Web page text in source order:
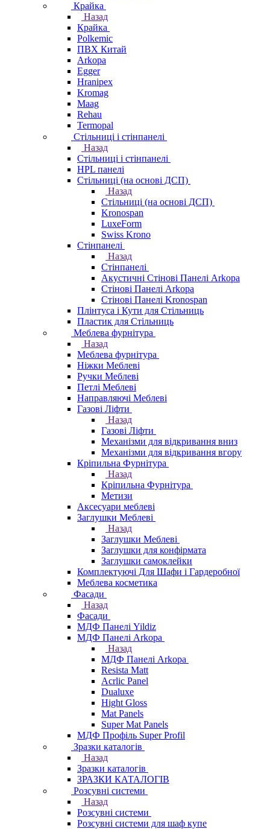
Крайка
Назад
Крайка
Polkemic
ПВХ Китай
Arkopa
Egger
Hranipex
Kromag
Maag
Rehau
Termopal
Стільниці і стінпанелі
Назад
Стільниці і стінпанелі
HPL панелі
Стільниці (на основі ДСП)
Назад
Стільниці (на основі ДСП)
Kronospan
LuxeForm
Swiss Krono
Стінпанелі
Назад
Стінпанелі
Акустичні Стінові Панелі Аrkopa
Стінові Панелі Arkopa
Стінові Панелі Kronospan
Плінтуса і Кути для Стільниць
Пластик для Стільниць
Меблева фурнітура
Назад
Меблева фурнітура
Ніжки Меблеві
Ручки Меблеві
Петлі Меблеві
Направляючі Меблеві
Газові Ліфти
Назад
Газові Ліфти
Механізми для відкривання вниз
Механізми для відкривання вгору
Кріпильна Фурнітура
Назад
Кріпильна Фурнітура
Метизи
Аксесуари меблеві
Заглушки Меблеві
Назад
Заглушки Меблеві
Заглушки для конфірмата
Заглушки самоклейки
Комплектуючі Для Шафи і Гардеробної
Меблева косметика
Фасади
Назад
Фасади
МДФ Панелі Yildiz
МДФ Панелі Arkopa
Назад
МДФ Панелі Arkopa
Resista Matt
Acrlic Panel
Dualuxe
Hight Gloss
Mat Panels
Super Mat Panels
МДФ Профіль Super Profil
Зразки каталогів
Назад
Зразки каталогів
ЗРАЗКИ КАТАЛОГІВ
Розсувні системи
Назад
Розсувні системи
Розсувні системи для шаф купе